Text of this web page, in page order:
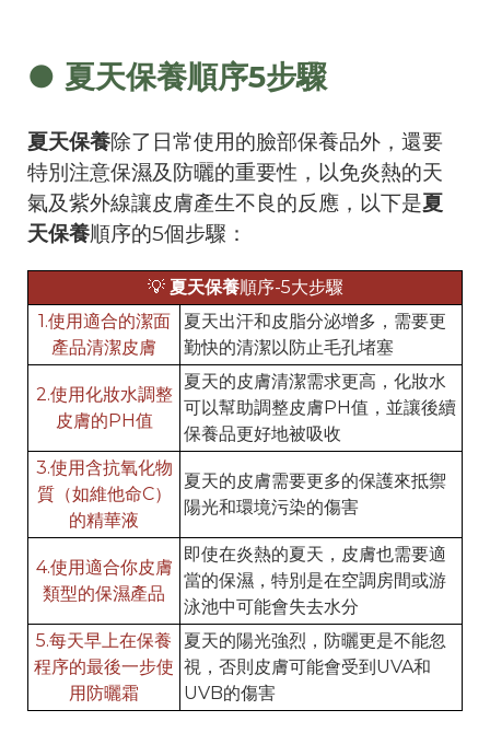
● 夏天保養順序5步驟
夏天保養除了日常使用的臉部保養品外，還要
特別注意保濕及防曬的重要性，以免炎熱的天
氣及紫外線讓皮膚產生不良的反應，以下是夏
天保養順序的5個步驟：
💡 夏天保養順序-5大步驟
1.使用適合的潔面
產品清潔皮膚
夏天出汗和皮脂分泌增多，需要更
勤快的清潔以防止毛孔堵塞
2.使用化妝水調整
皮膚的PH值
夏天的皮膚清潔需求更高，化妝水
可以幫助調整皮膚PH值，並讓後續
保養品更好地被吸收
3.使用含抗氧化物
質（如維他命C）
的精華液
夏天的皮膚需要更多的保護來抵禦
陽光和環境污染的傷害
4.使用適合你皮膚
類型的保濕產品
即使在炎熱的夏天，皮膚也需要適
當的保濕，特別是在空調房間或游
泳池中可能會失去水分
5.每天早上在保養
程序的最後一步使
用防曬霜
夏天的陽光強烈，防曬更是不能忽
視，否則皮膚可能會受到UVA和
UVB的傷害